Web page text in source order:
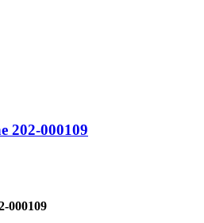
202-000109
000109